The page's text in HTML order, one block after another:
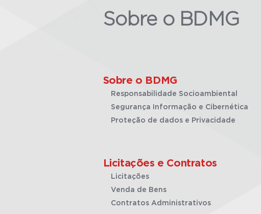
Sobre o BDMG
Sobre o BDMG
Responsabilidade Socioambiental
Segurança Informação e Cibernética
Proteção de dados e Privacidade
Licitações e Contratos
Licitações
Venda de Bens
Contratos Administrativos